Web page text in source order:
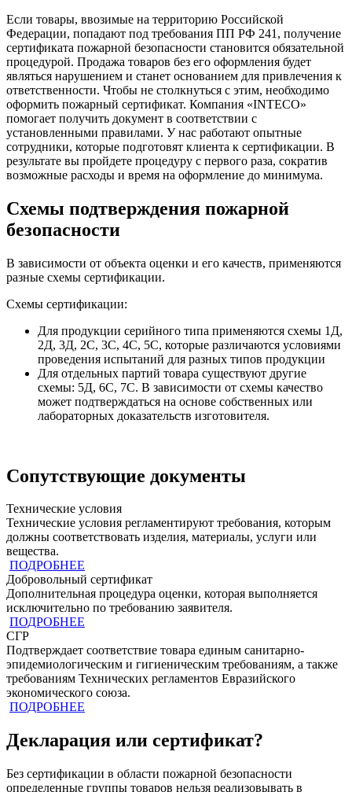
Если товары, ввозимые на территорию Российской
Федерации, попадают под требования ПП РФ 241 , получение
сертификата пожарной безопасности становится обязательной
процедурой. Продажа товаров без его оформления будет
являться нарушением и станет основанием для привлечения к
ответственности. Чтобы не столкнуться с этим, необходимо
оформить пожарный сертификат. Компания «INTECO»
помогает получить документ в соответствии с
установленными правилами. У нас работают опытные
сотрудники, которые подготовят клиента к сертификации. В
результате вы пройдете процедуру с первого раза, сократив
возможные расходы и время на оформление до минимума.
Схемы подтверждения пожарной
безопасности
В зависимости от объекта оценки и его качеств, применяются
разные схемы сертификации.
Схемы сертификации:
Для продукции серийного типа применяются схемы 1Д,
2Д, 3Д, 2С, 3С, 4С, 5С, которые различаются условиями
проведения испытаний для разных типов продукции
Для отдельных партий товара существуют другие
схемы: 5Д, 6С, 7С. В зависимости от схемы качество
может подтверждаться на основе собственных или
лабораторных доказательств изготовителя.
Сопутствующие документы
Технические условия
Технические условия регламентируют требования, которым
должны соответствовать изделия, материалы, услуги или
вещества.
ПОДРОБНЕЕ
Добровольный сертификат
Дополнительная процедура оценки, которая выполняется
исключительно по требованию заявителя.
ПОДРОБНЕЕ
СГР
Подтверждает соответствие товара единым санитарно-
эпидемиологическим и гигиеническим требованиям, а также
требованиям Технических регламентов Евразийского
экономического союза.
ПОДРОБНЕЕ
Декларация или сертификат?
Без сертификации в области пожарной безопасности
определенные группы товаров нельзя реализовывать в